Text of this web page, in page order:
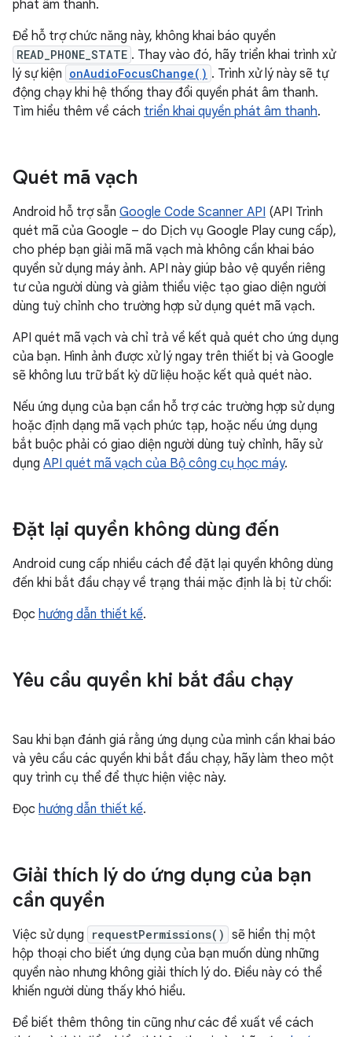
phát âm thanh.
Để hỗ trợ chức năng này, không khai báo quyền
READ_PHONE_STATE . Thay vào đó, hãy triển khai trình xử
lý sự kiện onAudioFocusChange() . Trình xử lý này sẽ tự
động chạy khi hệ thống thay đổi quyền phát âm thanh.
Tìm hiểu thêm về cách triển khai quyền phát âm thanh.
Quét mã vạch
Android hỗ trợ sẵn Google Code Scanner API (API Trình
quét mã của Google – do Dịch vụ Google Play cung cấp),
cho phép bạn giải mã mã vạch mà không cần khai báo
quyền sử dụng máy ảnh. API này giúp bảo vệ quyền riêng
tư của người dùng và giảm thiểu việc tạo giao diện người
dùng tuỳ chỉnh cho trường hợp sử dụng quét mã vạch.
API quét mã vạch và chỉ trả về kết quả quét cho ứng dụng
của bạn. Hình ảnh được xử lý ngay trên thiết bị và Google
sẽ không lưu trữ bất kỳ dữ liệu hoặc kết quả quét nào.
Nếu ứng dụng của bạn cần hỗ trợ các trường hợp sử dụng
hoặc định dạng mã vạch phức tạp, hoặc nếu ứng dụng
bắt buộc phải có giao diện người dùng tuỳ chỉnh, hãy sử
dụng API quét mã vạch của Bộ công cụ học máy.
Đặt lại quyền không dùng đến
Android cung cấp nhiều cách để đặt lại quyền không dùng
đến khi bắt đầu chạy về trạng thái mặc định là bị từ chối:
Đọc hướng dẫn thiết kế.
Yêu cầu quyền khi bắt đầu chạy
Sau khi bạn đánh giá rằng ứng dụng của mình cần khai báo
và yêu cầu các quyền khi bắt đầu chạy, hãy làm theo một
quy trình cụ thể để thực hiện việc này.
Đọc hướng dẫn thiết kế.
Giải thích lý do ứng dụng của bạn
cần quyền
Việc sử dụng requestPermissions() sẽ hiển thị một
hộp thoại cho biết ứng dụng của bạn muốn dùng những
quyền nào nhưng không giải thích lý do. Điều này có thể
khiến người dùng thấy khó hiểu.
Để biết thêm thông tin cũng như các đề xuất về cách